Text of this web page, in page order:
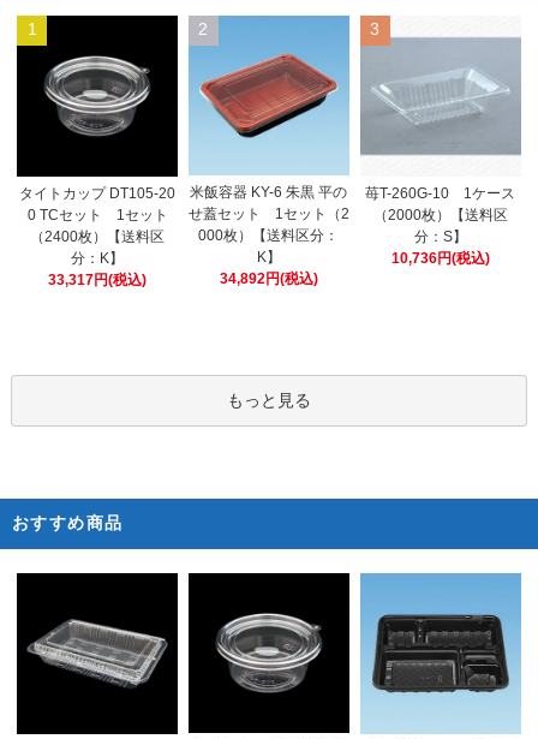
1
タイトカップ DT105-20
0 TCセット 1セット
（2400枚）【送料区
分：K】
33,317円(税込)
2
米飯容器 KY-6 朱黒 平の
せ蓋セット 1セット（2
000枚）【送料区分：
K】
34,892円(税込)
3
苺T-260G-10 1ケース
（2000枚）【送料区
分：S】
10,736円(税込)
もっと見る
おすすめ商品